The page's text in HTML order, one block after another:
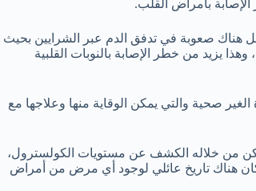
بأمراض القلب.
هناك صعوبة في تدفق الدم عبر الشرايين بحيث
يزيد من خطر الإصابة بالنوبات القلبية
صحية والتي يمكن الوقاية منها وعلاجها مع
من خلاله الكشف عن مستويات الكولسترول،
هناك تاريخ عائلي لوجود أي مرض من أمراض